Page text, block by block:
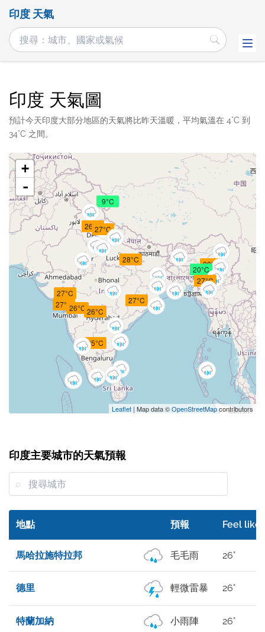
印度 天氣
印度 天氣圖
預計今天印度大部分地區的天氣將比昨天溫暖，平均氣溫在 4°C 到
34°C 之間。
26°C
25°C
27°C
28°C 28°C
27°C
27°C
27°C
9°C
27°C
20°C
26°C
26°C
+
-
Leaflet | Map data ©OpenStreetMapcontributors
印度主要城市的天氣預報
地點 預報 Feel like
馬哈拉施特拉邦 毛毛雨 26°
德里 輕微雷暴 26°
特蘭加納 小雨陣 26°